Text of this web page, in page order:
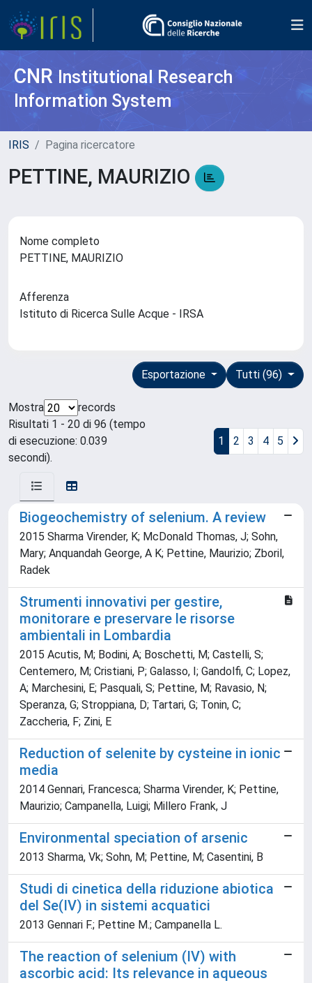
CNR Institutional Research
Information System
IRIS Pagina ricercatore
PETTINE, MAURIZIO
Nome completo
PETTINE, MAURIZIO
Afferenza
Istituto di Ricerca Sulle Acque - IRSA
Tutti (96)
Esportazione
Mostra
records
Risultati 1 - 20 di 96 (tempo
di esecuzione: 0.039
secondi).
1 2 3 4 5
Biogeochemistry of selenium. A review
2015 Sharma Virender, K; McDonald Thomas, J; Sohn,
Mary; Anquandah George, A K; Pettine, Maurizio; Zboril,
Radek
Strumenti innovativi per gestire,
monitorare e preservare le risorse
ambientali in Lombardia
2015 Acutis, M; Bodini, A; Boschetti, M; Castelli, S;
Centemero, M; Cristiani, P; Galasso, I; Gandolfi, C; Lopez,
A; Marchesini, E; Pasquali, S; Pettine, M; Ravasio, N;
Speranza, G; Stroppiana, D; Tartari, G; Tonin, C;
Zaccheria, F; Zini, E
Reduction of selenite by cysteine in ionic
media
2014 Gennari, Francesca; Sharma Virender, K; Pettine,
Maurizio; Campanella, Luigi; Millero Frank, J
Environmental speciation of arsenic
2013 Sharma, Vk; Sohn, M; Pettine, M; Casentini, B
Studi di cinetica della riduzione abiotica
del Se(IV) in sistemi acquatici
2013 Gennari F.; Pettine M.; Campanella L.
The reaction of selenium (IV) with
ascorbic acid: Its relevance in aqueous